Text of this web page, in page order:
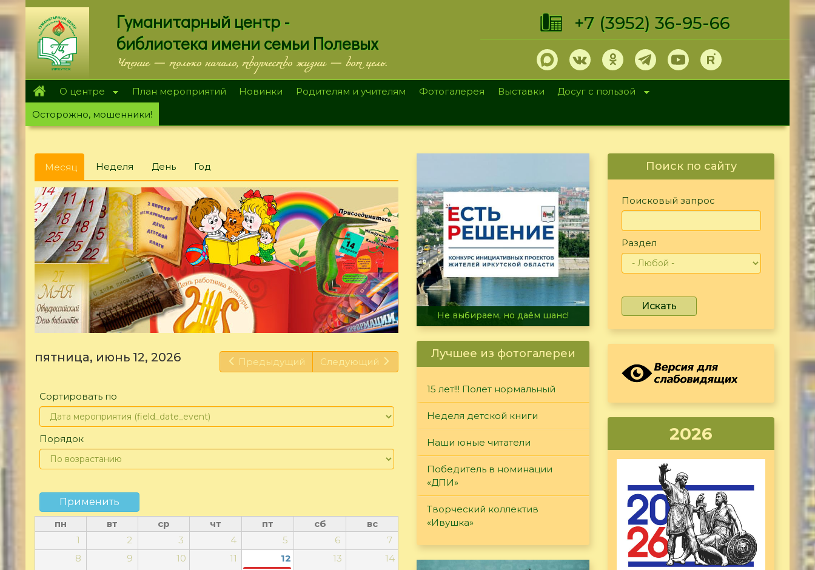
Перейти
к
основному
содержанию
Гуманитарный центр -
библиотека имени семьи Полевых
Чтение — только начало, творчество жизни — вот цель.
+7 (3952) 36-95-66
О центре План мероприятий Новинки Родителям и учителям Фотогалерея Выставки
Досуг с пользой
Осторожно, мошенники!
Главные
вкладки
Месяц (активная
вкладка)
Неделя День Год
Предыдущий Следующий
пятница, июнь 12, 2026
Сортировать по
Порядок
Применить
пн
вт ср чт пт сб
вс
1
2 3 4 5 6
7
8
9 10 11 12 13 14
В огне не горит, в воде не тонет
Лучшее из фотогалереи
15 лет!!! Полет нормальный
Неделя детской книги
Наши юные читатели
Победитель в номинации
«ДПИ»
Творческий коллектив
«Ивушка»
Поиск по сайту
Поисковый запрос
Раздел
Искать
2026